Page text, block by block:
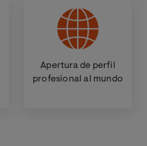
Apertura de perfil
profesional al mundo